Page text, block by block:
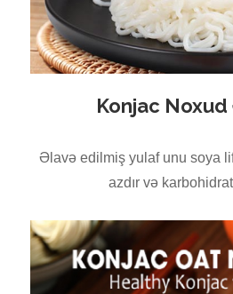
Konjac
Əlavə edilmiş yulaf unu soya
azdır və